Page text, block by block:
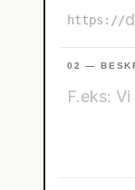
https://
02 —